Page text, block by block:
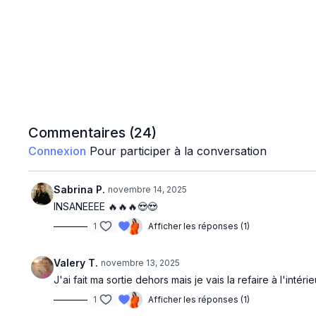
Commentaires (24)
Connexion Pour participer à la conversation
Sabrina P. novembre 14, 2025
INSANEEEE 🔥🔥🔥😍😍
1 Afficher les réponses (1)
Valery T. novembre 13, 2025
J'ai fait ma sortie dehors mais je vais la refaire à
1 Afficher les réponses (1)